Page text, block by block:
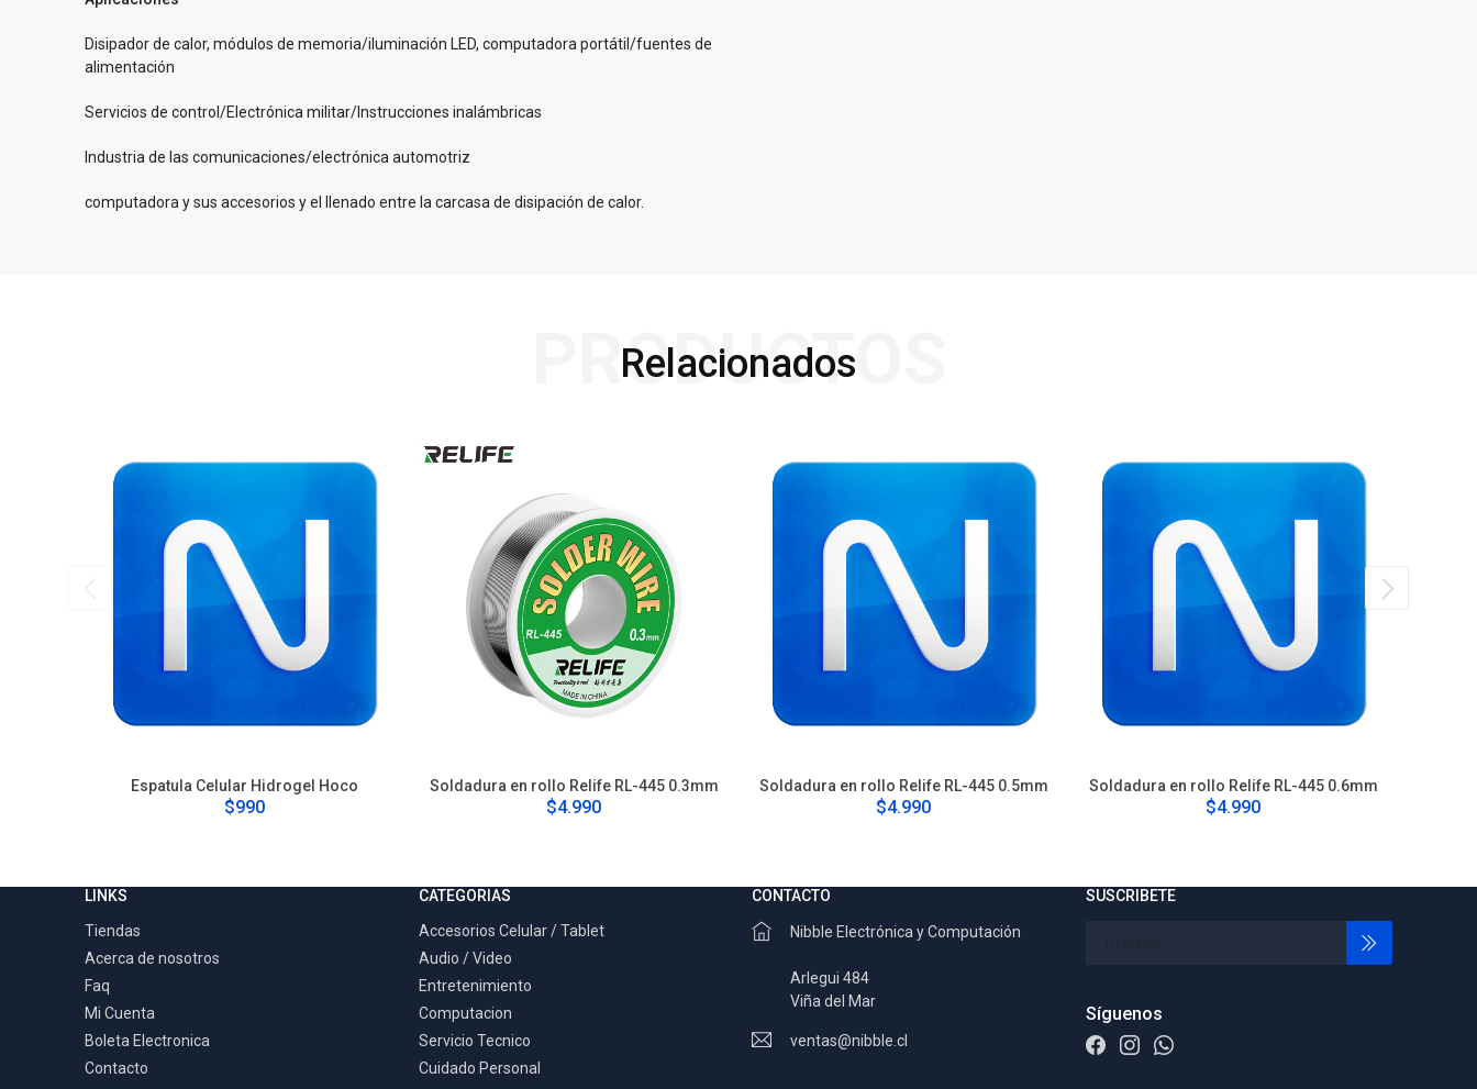
Disipador de calor, módulos de memoria/iluminación LED, computadora portátil/fuentes de
alimentación
Servicios de control/Electrónica militar/Instrucciones inalámbricas
Industria de las comunicaciones/electrónica automotriz
computadora y sus accesorios y el llenado entre la carcasa de disipación de calor.
Relacionados
PRODUCTOS
Espatula Celular Hidrogel Hoco
$990
Soldadura en rollo Relife RL-445 0.3mm
$4.990
Soldadura en rollo Relife RL-445 0.5mm
$4.990
Soldadura en rollo Relife RL-445 0.6mm
$4.990
LINKS
Tiendas
Acerca de nosotros
Faq
Mi Cuenta
Boleta Electronica
Contacto
CATEGORIAS
Accesorios Celular / Tablet
Audio / Video
Entretenimiento
Computacion
Servicio Tecnico
Cuidado Personal
CONTACTO
Nibble Electrónica y Computación
Arlegui 484
Viña del Mar
ventas@nibble.cl
SUSCRIBETE
Síguenos